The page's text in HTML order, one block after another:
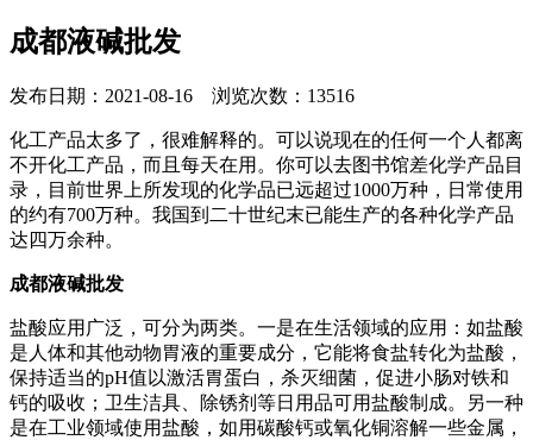
成都液碱批发
发布日期：2021-08-16 浏览次数：13516
化工产品太多了，很难解释的。可以说现在的任何一个人都离
不开化工产品，而且每天在用。你可以去图书馆差化学产品目
录，目前世界上所发现的化学品已远超过1000万种，日常使用
的约有700万种。我国到二十世纪末已能生产的各种化学产品
达四万余种。
成都液碱批发
盐酸应用广泛，可分为两类。一是在生活领域的应用：如盐酸
是人体和其他动物胃液的重要成分，它能将食盐转化为盐酸，
保持适当的pH值以激活胃蛋白，杀灭细菌，促进小肠对铁和
钙的吸收；卫生洁具、除锈剂等日用品可用盐酸制成。另一种
是在工业领域使用盐酸，如用碳酸钙或氧化铜溶解一些金属，